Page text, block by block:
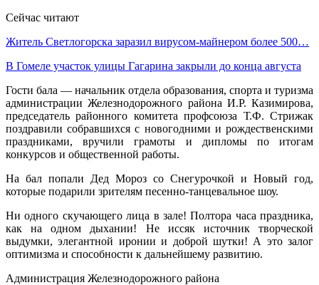
Сейчас читают
Житель Светлогорска заразил вирусом-майнером более 500…
В Гомеле участок улицы Гагарина закрыли до конца августа
Гости бала — начальник отдела образования, спорта и туризма
администрации Железнодорожного района И.Р. Казимирова,
председатель районного комитета профсоюза Т.Ф. Стрижак
поздравили собравшихся с новогодними и рождественскими
праздниками, вручили грамоты и дипломы по итогам
конкурсов и общественной работы.
На бал попали Дед Мороз со Снегурочкой и Новый год,
которые подарили зрителям песенно-танцевальное шоу.
Ни одного скучающего лица в зале! Полтора часа праздника,
как на одном дыхании! Не иссяк источник творческой
выдумки, элегантной иронии и доброй шутки! А это залог
оптимизма и способности к дальнейшему развитию.
Администрация Железнодорожного района